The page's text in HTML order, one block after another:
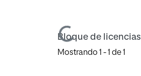
Cargando...
Bloque de licencias
Mostrando 1 - 1 de 1